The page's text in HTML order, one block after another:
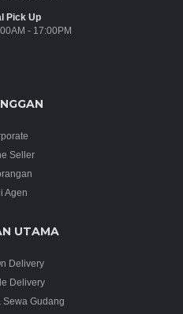
Pick Up
- 17:00PM
Seller
Agen
UTAMA
Delivery
Delivery
Sewa Gudang